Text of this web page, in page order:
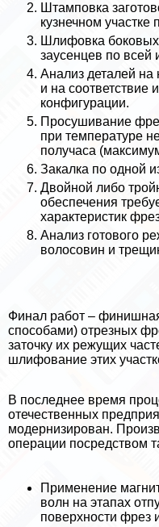
Штамповка
кузнечном участке
Шлифовка боковых
заусенцев по всей
Анализ деталей на
и на соответствие
конфигурации.
Просушивание
при температуре
получаса
Закалка по одной
Двойной либо
обеспечения
хаpaктеристик
Анализ готового
волосовин и
Финал работ –
способами) отрезных
заточку их режущих
шлифование этих
В последнее время
отечественных
модернизирован.
операции посредством
Применение
волн на этапах
поверхности фрез